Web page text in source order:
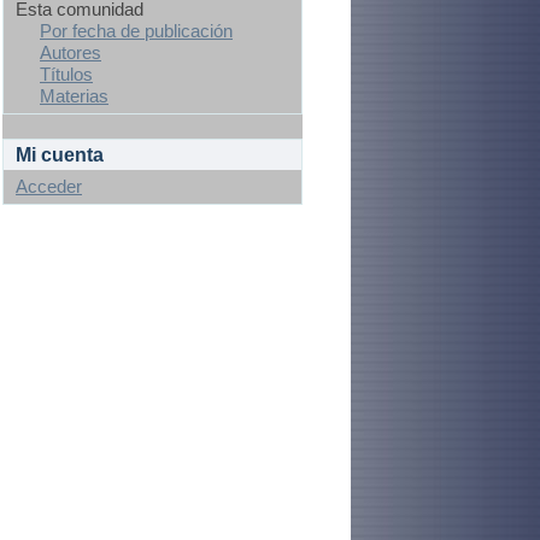
Esta comunidad
Por fecha de publicación
Autores
Títulos
Materias
Mi cuenta
Acceder